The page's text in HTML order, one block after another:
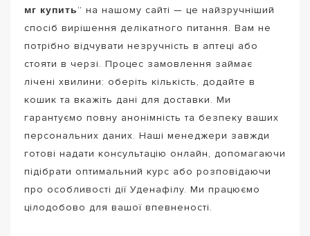
мг купить” на нашому сайті — це найзручніший
спосіб вирішення делікатного питання. Вам не
потрібно відчувати незручність в аптеці або
стояти в черзі. Процес замовлення займає
лічені хвилини: оберіть кількість, додайте в
кошик та вкажіть дані для доставки. Ми
гарантуємо повну анонімність та безпеку ваших
персональних даних. Наші менеджери завжди
готові надати консультацію онлайн, допомагаючи
підібрати оптимальний курс або розповідаючи
про особливості дії Уденафілу. Ми працюємо
цілодобово для вашої впевненості.